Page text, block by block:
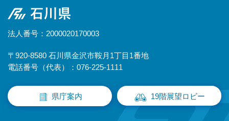
石川県
法人番号：2000020170003
〒920-8580 石川県金沢市鞍月1丁目1番地
電話番号（代表）：076-225-1111
県庁案内 19階展望ロビー